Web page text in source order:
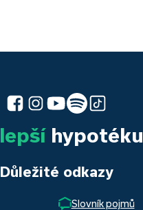
lepšíhypotéku
Důležité odkazy
Slovník pojmů